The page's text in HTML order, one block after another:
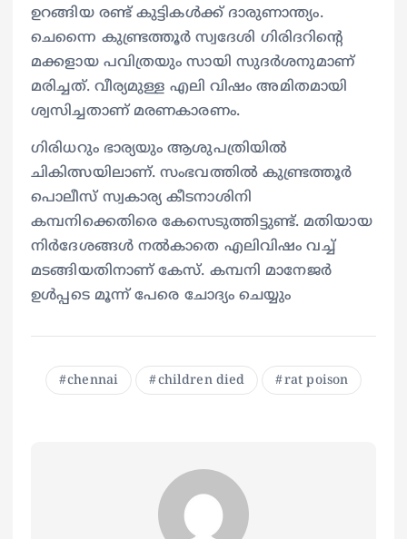
ഉറങ്ങിയ രണ്ട് കുട്ടികള്‍ക്ക് ദാരുണാന്ത്യം.
ചെന്നൈ കുണ്ട്രത്തൂര്‍ സ്വദേശി ഗിരിദറിന്റെ
മക്കളായ പവിത്രയും സായി സുദര്‍ശനുമാണ്
മരിച്ചത്. വീര്യമുള്ള എലി വിഷം അമിതമായി
ശ്വസിച്ചതാണ് മരണകാരണം.
ഗിരിധറും ഭാര്യയും ആശുപത്രിയില്‍
ചികിത്സയിലാണ്. സംഭവത്തില്‍ കുണ്ട്രത്തൂര്‍
പൊലീസ് സ്വകാര്യ കീടനാശിനി
കമ്പനിക്കെതിരെ കേസെടുത്തിട്ടുണ്ട്. മതിയായ
നിര്‍ദേശങ്ങള്‍ നല്‍കാതെ എലിവിഷം വച്ച്
മടങ്ങിയതിനാണ് കേസ്. കമ്പനി മാനേജര്‍
ഉള്‍പ്പടെ മൂന്ന് പേരെ ചോദ്യം ചെയ്യും
chennai children died rat poison